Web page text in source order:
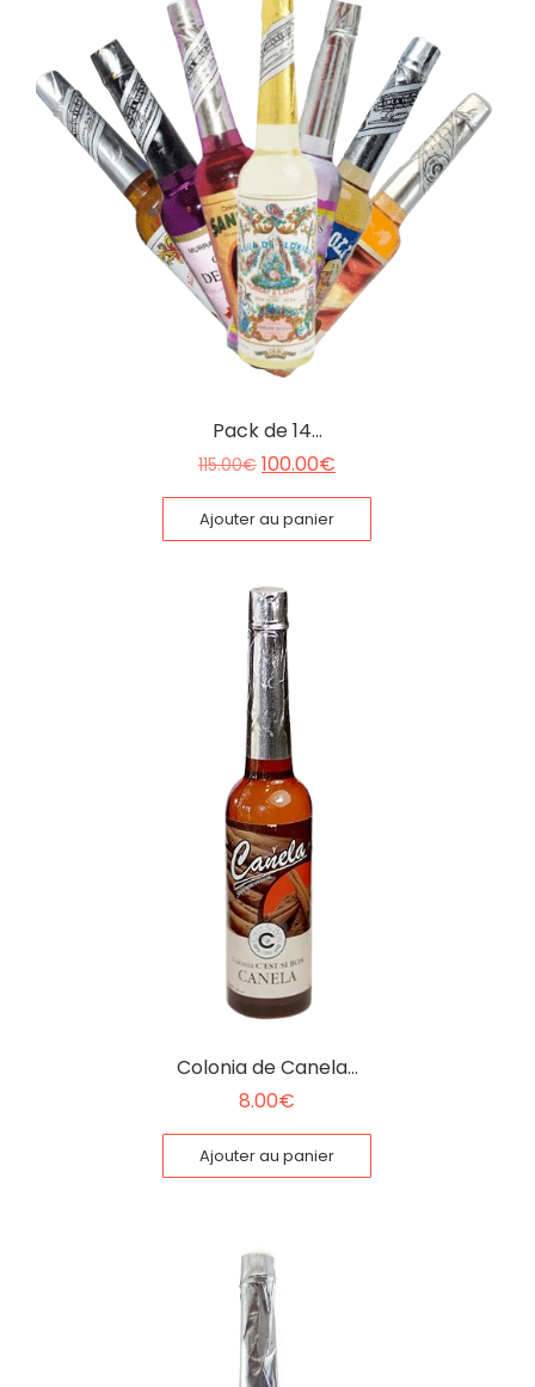
Pack de 14…
115.00€ 100.00€
Ajouter au panier
Colonia de Canela…
8.00€
Ajouter au panier